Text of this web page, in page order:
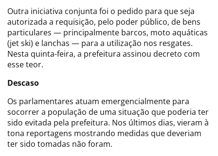
Outra iniciativa conjunta foi o pedido para que seja
autorizada a requisição, pelo poder público, de bens
particulares — principalmente barcos, moto aquáticas
(jet ski) e lanchas — para a utilização nos resgates.
Nesta quinta-feira, a prefeitura assinou decreto com
esse teor.
Descaso
Os parlamentares atuam emergencialmente para
socorrer a população de uma situação que poderia ter
sido evitada pela prefeitura. Nos últimos dias, vieram à
tona reportagens mostrando medidas que deveriam
ter sido tomadas não foram.